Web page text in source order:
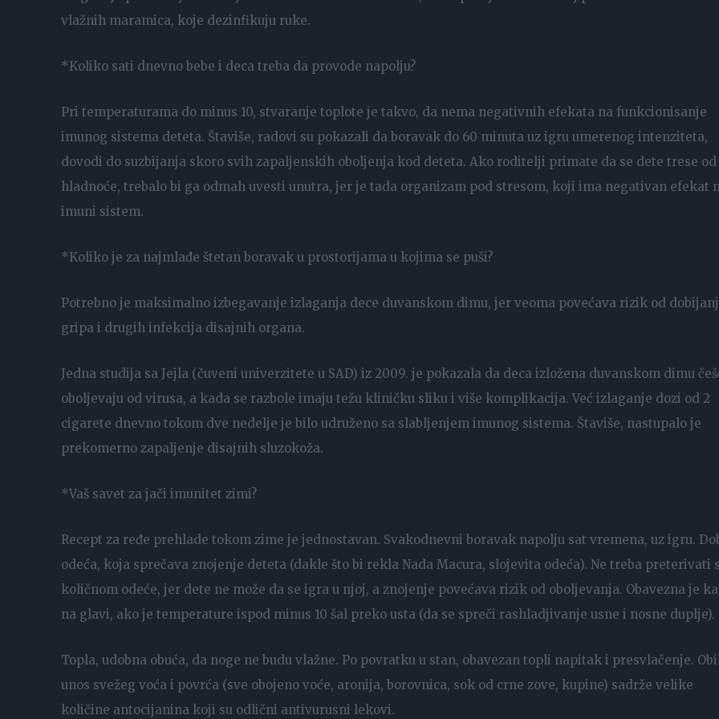
vlažnih maramica, koje dezinfikuju ruke.
*Koliko sati dnevno bebe i deca treba da provode napolju?
Pri temperaturama do minus 10, stvaranje toplote je takvo, da nema negativnih efekata na funkcionisanje
imunog sistema deteta. Štaviše, radovi su pokazali da boravak do 60 minuta uz igru umerenog intenziteta,
dovodi do suzbijanja skoro svih zapaljenskih oboljenja kod deteta. Ako roditelji primate da se dete trese od
hladnoće, trebalo bi ga odmah uvesti unutra, jer je tada organizam pod stresom, koji ima negativan efekat
imuni sistem.
*Koliko je za najmlađe štetan boravak u prostorijama u kojima se puši?
Potrebno je maksimalno izbegavanje izlaganja dece duvanskom dimu, jer veoma povećava rizik od
gripa i drugih infekcija disajnih organa.
Jedna studija sa Jejla (čuveni univerzitete u SAD) iz 2009. je pokazala da deca izložena duvanskom dimu
oboljevaju od virusa, a kada se razbole imaju težu kliničku sliku i više komplikacija. Već izlaganje dozi od 2
cigarete dnevno tokom dve nedelje je bilo udruženo sa slabljenjem imunog sistema. Štaviše, nastupalo je
prekomerno zapaljenje disajnih sluzokoža.
*Vaš savet za jači imunitet zimi?
Recept za ređe prehlade tokom zime je jednostavan. Svakodnevni boravak napolju sat vremena, uz igru.
odeća, koja sprečava znojenje deteta (dakle što bi rekla Nada Macura, slojevita odeća). Ne treba preterivati
količnom odeće, jer dete ne može da se igra u njoj, a znojenje povećava rizik od oboljevanja. Obavezna je
na glavi, ako je temperature ispod minus 10 šal preko usta (da se spreči rashladjivanje usne i nosne duplje).
Topla, udobna obuća, da noge ne budu vlažne. Po povratku u stan, obavezan topli napitak i presvlačenje.
unos svežeg voća i povrća (sve obojeno voće, aronija, borovnica, sok od crne zove, kupine) sadrže velike
količine antocijanina koji su odlični antivurusni lekovi.